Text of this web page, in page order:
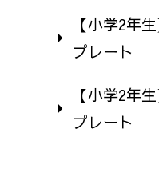
【小学2年
プレート
【小学2年
プレート